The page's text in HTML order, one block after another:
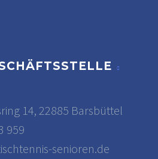
14, 22885 Barsbüttel
959
senioren.de